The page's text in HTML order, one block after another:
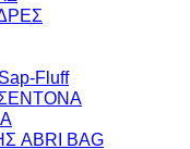
Fluff
ABRI BAG